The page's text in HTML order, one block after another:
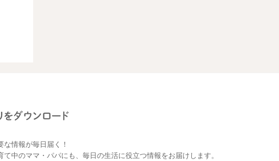
情報が毎日届く！
中のママ・パパにも、毎日の生活に役立つ情報をお届けします。